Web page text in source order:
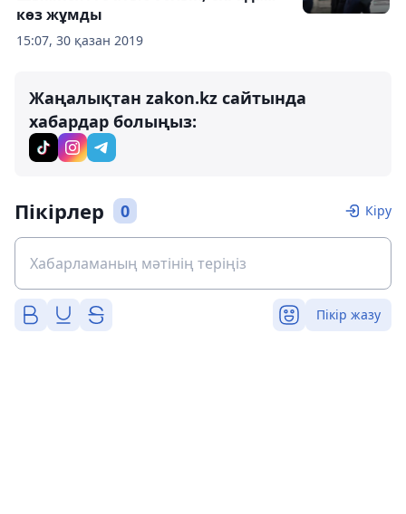
15:07, 30 қазан 2019
көз жұмды
Жаңалықтан zakon.kz сайтында
хабардар болыңыз:
Пікірлер 0 Кіру
Пікір жазу